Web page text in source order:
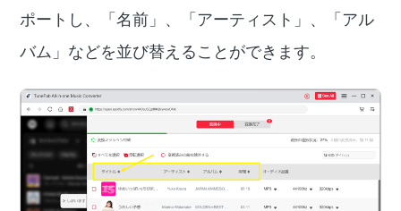
ポートし、「名前」、「アーティスト」、「アル
バム」などを並び替えることができます。